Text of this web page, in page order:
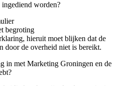
worden?
begroting
hieruit moet blijken dat de
door de overheid niet is bereikt.
in met Marketing Groningen en de